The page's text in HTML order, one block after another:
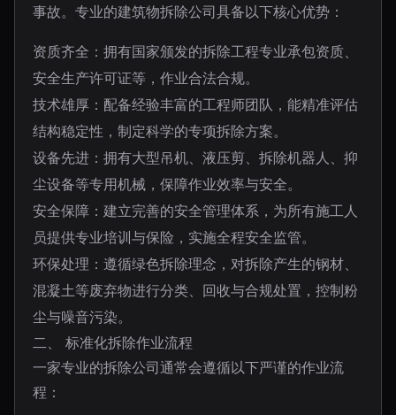
事故。专业的建筑物拆除公司具备以下核心优势：
资质齐全：拥有国家颁发的拆除工程专业承包资质、
安全生产许可证等，作业合法合规。
技术雄厚：配备经验丰富的工程师团队，能精准评估
结构稳定性，制定科学的专项拆除方案。
设备先进：拥有大型吊机、液压剪、拆除机器人、抑
尘设备等专用机械，保障作业效率与安全。
安全保障：建立完善的安全管理体系，为所有施工人
员提供专业培训与保险，实施全程安全监管。
环保处理：遵循绿色拆除理念，对拆除产生的钢材、
混凝土等废弃物进行分类、回收与合规处置，控制粉
尘与噪音污染。
二、 标准化拆除作业流程
一家专业的拆除公司通常会遵循以下严谨的作业流
程：